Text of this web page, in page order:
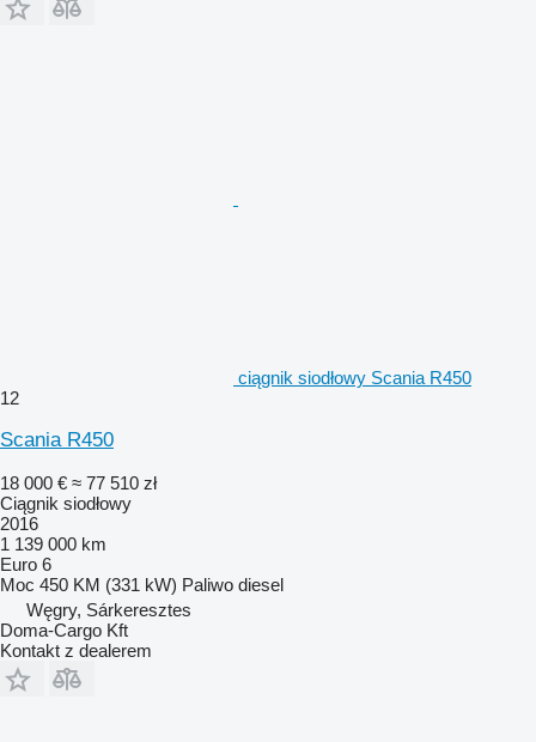
ciągnik siodłowy Scania R450
12
Scania R450
18 000 € ≈ 77 510 zł
Ciągnik siodłowy
2016
1 139 000 km
Euro 6
Moc 450 KM (331 kW) Paliwo diesel
Węgry, Sárkeresztes
Doma-Cargo Kft
Kontakt z dealerem